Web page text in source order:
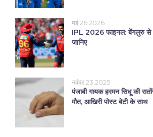
मई 26 2026
IPL 2026 फाइनल: बेंगलुरु से
जानिए
नवंबर 23 2025
पंजाबी गायक हरमन सिधू की
मौत, आखिरी पोस्ट बेटी के साथ